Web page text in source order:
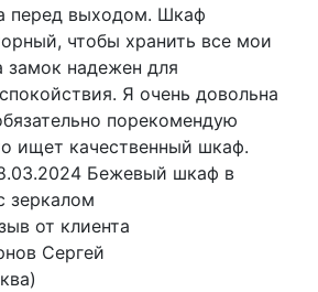
перед выходом. Шкаф
чтобы хранить все мои
замок надежен для
Я очень довольна
порекомендую
ищет качественный шкаф.
Бежевый шкаф в